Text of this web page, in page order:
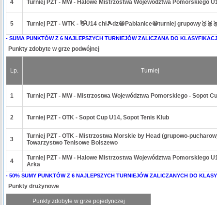
4 Turniej PZT - MW - Halowe Mistrzostwa Województwa Pomorskiego
5 Turniej PZT - WTK - 👋U14 chł🎾dz😀Pabianice😀turniej
- SUMA PUNKTÓW Z 6 NAJLEPSZYCH TURNIEJÓW ZALICZANA DO
Punkty zdobyte w grze podwójnej
Lp. Turniej
1 Turniej PZT - MW - Mistrzostwa Województwa Pomorskiego - Sopot
2 Turniej PZT - OTK - Sopot Cup U14, Sopot Tenis Klub
3
Turniej PZT - OTK - Mistrzostwa Morskie by Head (grupowo-
Towarzystwo Tenisowe Bolszewo
4
Turniej PZT - MW - Halowe Mistrzostwa Województwa Pomorskiego
Arka
- 50% SUMY PUNKTÓW Z 6 NAJLEPSZYCH TURNIEJÓW ZALICZANYCH DO
Punkty drużynowe
Punkty zdobyte w grze pojedynczej